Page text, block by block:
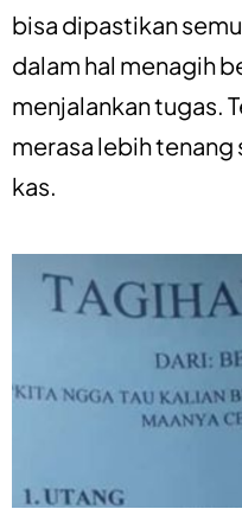
bisa dipastikan
dalam hal menagih
menjalankan tugas.
merasa lebih
kas.